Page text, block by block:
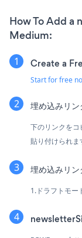
How To Add a
Medium:
Create a
Start for free
埋め込みリ
下のリンクを
貼り付けられま
埋め込みリ
1.ドラフトモー